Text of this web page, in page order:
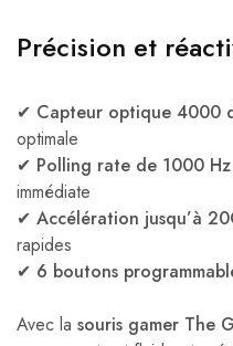
Précision et
✔ Capteur optique 4000
optimale
✔ Polling rate de 1000 Hz
immédiate
✔ Accélération jusqu’à
rapides
✔ 6 boutons
Avec la souris gamer The